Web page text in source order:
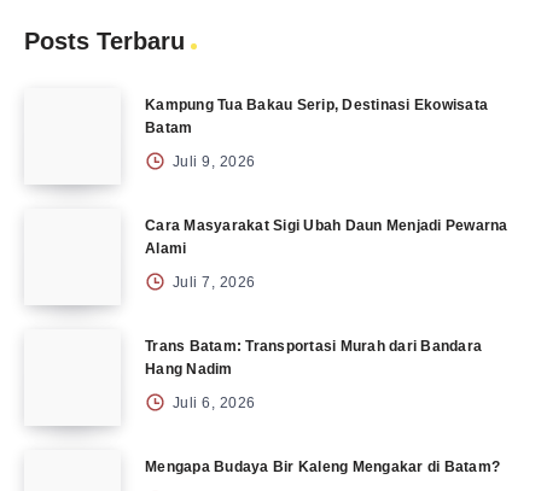
Posts Terbaru
Kampung Tua Bakau Serip, Destinasi Ekowisata
Batam
Juli 9, 2026
Cara Masyarakat Sigi Ubah Daun Menjadi Pewarna
Alami
Juli 7, 2026
Trans Batam: Transportasi Murah dari Bandara
Hang Nadim
Juli 6, 2026
Mengapa Budaya Bir Kaleng Mengakar di Batam?